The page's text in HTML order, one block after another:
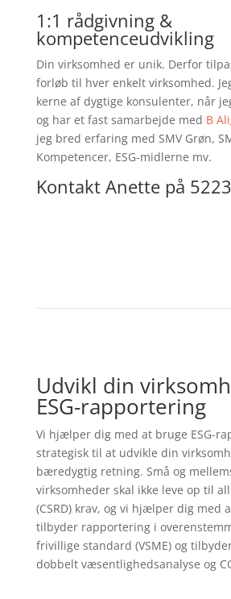
1:1 rådgivning &
kompetenceudvikling
Din virksomhed er unik. Derfor
forløb til hver enkelt virksomhed.
kerne af dygtige konsulenter, når
og har et fast samarbejde med B
jeg bred erfaring med SMV Grøn,
Kompetencer, ESG-midlerne mv.
Kontakt Anette på
Udvikl din
ESG-rapportering
Vi hjælper dig med at bruge ESG-
strategisk til at udvikle din
bæredygtig retning. Små og
virksomheder skal ikke leve op til
(CSRD) krav, og vi hjælper dig med
tilbyder rapportering i
frivillige standard (VSME) og
dobbelt væsentlighedsanalyse og